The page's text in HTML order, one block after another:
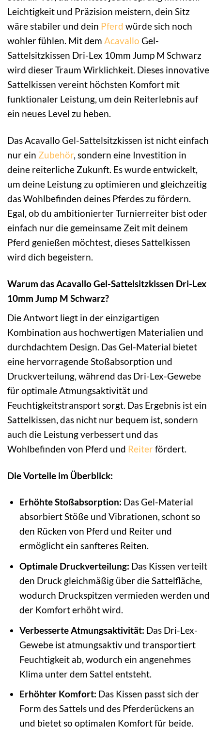
Leichtigkeit und Präzision meistern, dein Sitz
wäre stabiler und dein Pferd würde sich noch
wohler fühlen. Mit dem Acavallo Gel-
Sattelsitzkissen Dri-Lex 10mm Jump M Schwarz
wird dieser Traum Wirklichkeit. Dieses innovative
Sattelkissen vereint höchsten Komfort mit
funktionaler Leistung, um dein Reiterlebnis auf
ein neues Level zu heben.
Das Acavallo Gel-Sattelsitzkissen ist nicht einfach
nur ein Zubehör, sondern eine Investition in
deine reiterliche Zukunft. Es wurde entwickelt,
um deine Leistung zu optimieren und gleichzeitig
das Wohlbefinden deines Pferdes zu fördern.
Egal, ob du ambitionierter Turnierreiter bist oder
einfach nur die gemeinsame Zeit mit deinem
Pferd genießen möchtest, dieses Sattelkissen
wird dich begeistern.
Warum das Acavallo Gel-Sattelsitzkissen Dri-Lex
10mm Jump M Schwarz?
Die Antwort liegt in der einzigartigen
Kombination aus hochwertigen Materialien und
durchdachtem Design. Das Gel-Material bietet
eine hervorragende Stoßabsorption und
Druckverteilung, während das Dri-Lex-Gewebe
für optimale Atmungsaktivität und
Feuchtigkeitstransport sorgt. Das Ergebnis ist ein
Sattelkissen, das nicht nur bequem ist, sondern
auch die Leistung verbessert und das
Wohlbefinden von Pferd und Reiter fördert.
Die Vorteile im Überblick:
Erhöhte Stoßabsorption: Das Gel-Material
absorbiert Stöße und Vibrationen, schont so
den Rücken von Pferd und Reiter und
ermöglicht ein sanfteres Reiten.
Optimale Druckverteilung: Das Kissen verteilt
den Druck gleichmäßig über die Sattelfläche,
wodurch Druckspitzen vermieden werden und
der Komfort erhöht wird.
Verbesserte Atmungsaktivität: Das Dri-Lex-
Gewebe ist atmungsaktiv und transportiert
Feuchtigkeit ab, wodurch ein angenehmes
Klima unter dem Sattel entsteht.
Erhöhter Komfort: Das Kissen passt sich der
Form des Sattels und des Pferderückens an
und bietet so optimalen Komfort für beide.